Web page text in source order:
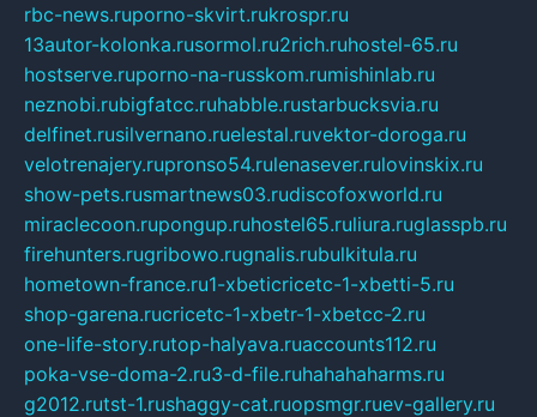
rbc-news.ruporno-skvirt.rukrospr.ru
13autor-kolonka.rusormol.ru2rich.ruhostel-65.ru
hostserve.ruporno-na-russkom.rumishinlab.ru
neznobi.rubigfatcc.ruhabble.rustarbucksvia.ru
delfinet.rusilvernano.ruelestal.ruvektor-doroga.ru
velotrenajery.rupronso54.rulenasever.rulovinskix.ru
show-pets.rusmartnews03.rudiscofoxworld.ru
miraclecoon.rupongup.ruhostel65.ruliura.ruglasspb.ru
firehunters.rugribowo.rugnalis.rubulkitula.ru
hometown-france.ru1-xbeticricetc-1-xbetti-5.ru
shop-garena.rucricetc-1-xbetr-1-xbetcc-2.ru
one-life-story.rutop-halyava.ruaccounts112.ru
poka-vse-doma-2.ru3-d-file.ruhahahaharms.ru
g2012.rutst-1.rushaggy-cat.ruopsmgr.ruev-gallery.ru